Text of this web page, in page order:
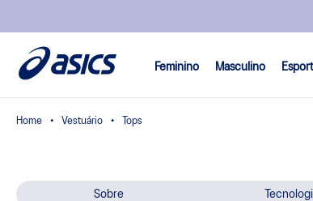
Feminino Masculino
Vestuário Tops
Sobre